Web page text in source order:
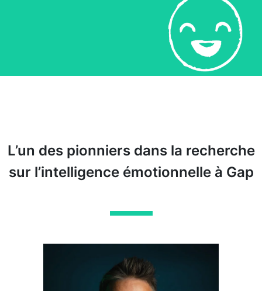
L’un des pionniers dans la recherche
sur l’intelligence émotionnelle à Gap